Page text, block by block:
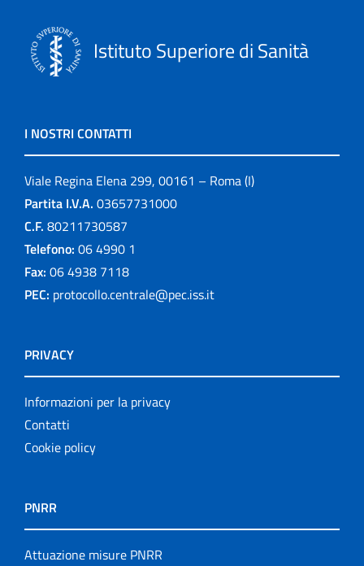
Istituto Superiore di Sanità
I NOSTRI CONTATTI
Viale Regina Elena 299, 00161 – Roma (I)
Partita I.V.A. 03657731000
C.F. 80211730587
Telefono: 06 4990 1
Fax: 06 4938 7118
PEC: protocollo.centrale@pec.iss.it
PRIVACY
Informazioni per la privacy
Contatti
Cookie policy
PNRR
Attuazione misure PNRR